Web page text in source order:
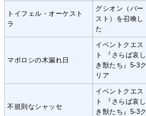
トイフェル・オーケスト
ラ
グシオン（バー
スト）を召喚し
た
マボロシの木漏れ日
イベントクエス
ト 『さらば哀し
き獣たち』5-3ク
リア
不規則なシャッセ
イベントクエス
ト 『さらば哀し
き獣たち』5-3ク